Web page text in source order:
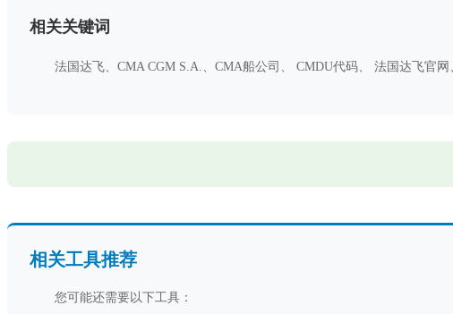
相关关键词
法国达飞、CMA CGM S.A.、CMA船公司、 CMDU代码、 法国达飞官
相关工具推荐
您可能还需要以下工具：